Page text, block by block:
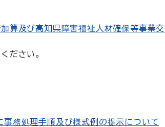
算及び高知県障害福祉人材確保等事業
ださい。
務処理手順及び様式例の提示について